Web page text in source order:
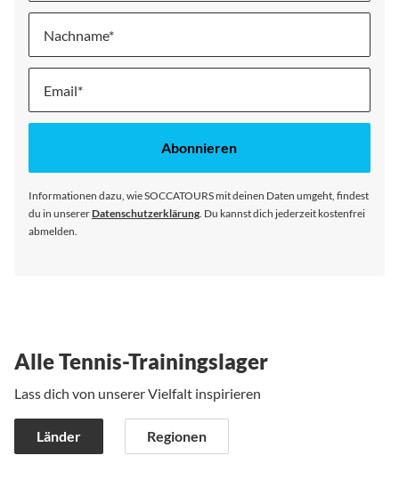
Nachname
Melde
für
Abonnieren
Informationen dazu, wie SOCCATOURS mit deinen Daten umgeht, findest
du in unsererDatenschutzerklärung. Du kannst dich jederzeit kostenfrei
abmelden.
Alle Tennis-Trainingslager
Lass dich von unserer Vielfalt inspirieren
Länder Regionen